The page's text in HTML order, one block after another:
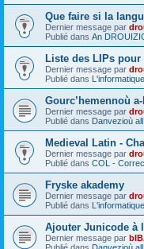
Que faire si la
Dernier message par
Publié dans An
Liste des LIPs pour
Dernier message par
Publié dans
Gourc’hemennoù
Dernier message par
Publié dans Danvezioù
Medieval Latin -
Dernier message par
Publié dans COL -
Fryske akademy
Dernier message par
Publié dans
Ajouter Junicode à
Dernier message par
Publié dans Danvezioù